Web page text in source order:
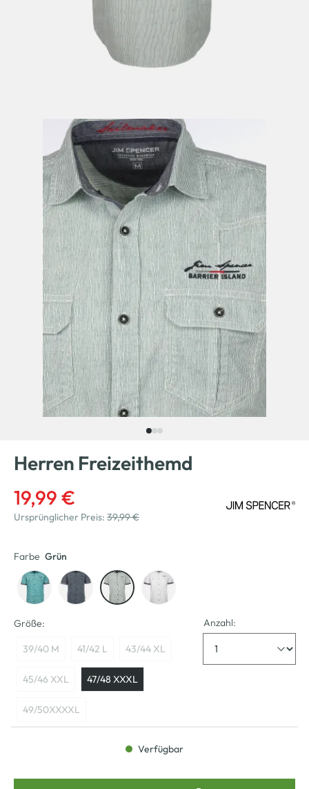
Herren Freizeithemd
19,99 €
Ursprünglicher Preis: 39,99 €
Farbe Grün
Größe:
39/40 M 41/42 L 43/44 XL
45/46 XXL 47/48 XXXL
49/50XXXXL
Anzahl:
Verfügbar